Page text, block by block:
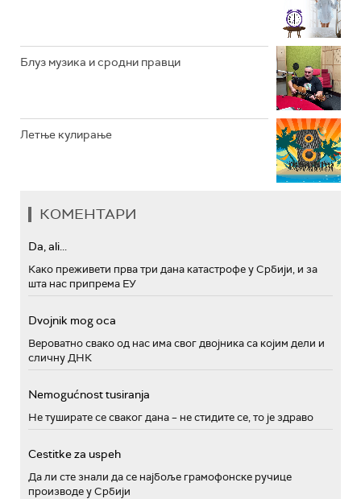
Блуз музика и сродни правци
Летње кулирање
КОМЕНТАРИ
Da, ali...
Како преживети прва три дана катастрофе у Србији, и за
шта нас припрема ЕУ
Dvojnik mog oca
Вероватно свако од нас има свог двојника са којим дели и
сличну ДНК
Nemogućnost tusiranja
Не туширате се сваког дана – не стидите се, то је здраво
Cestitke za uspeh
Да ли сте знали да се најбоље грамофонске ручице
производе у Србији